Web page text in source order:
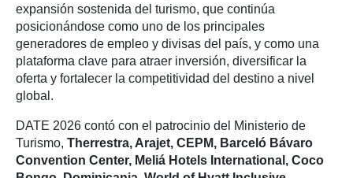
expansión sostenida del turismo, que continúa
posicionándose como uno de los principales
generadores de empleo y divisas del país, y como una
plataforma clave para atraer inversión, diversificar la
oferta y fortalecer la competitividad del destino a nivel
global.
DATE 2026 contó con el patrocinio del Ministerio de
Turismo, Therrestra, Arajet, CEPM, Barceló Bávaro
Convention Center, Meliá Hotels International, Coco